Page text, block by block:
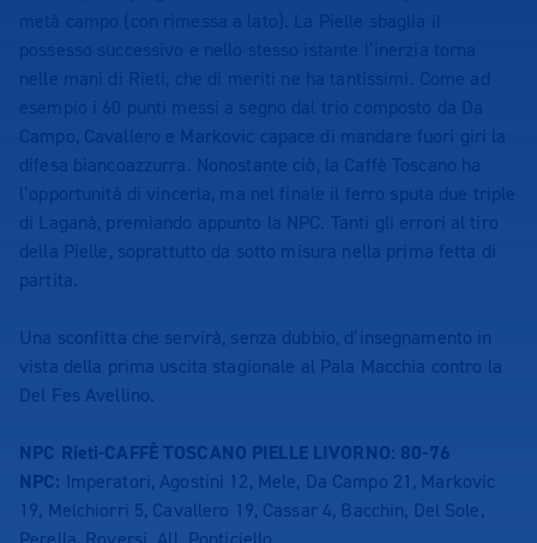
esempio i 60 punti messi a segno dal trio composto da Da
Campo, Cavallero e Markovic capace di mandare fuori giri la
difesa biancoazzurra. Nonostante ciò, la Caffè Toscano ha
l’opportunità di vincerla, ma nel finale il ferro sputa due triple
di Laganà, premiando appunto la NPC. Tanti gli errori al tiro
della Pielle, soprattutto da sotto misura nella prima fetta di
partita.
Una sconfitta che servirà, senza dubbio, d’insegnamento in
vista della prima uscita stagionale al Pala Macchia contro la
Del Fes Avellino.
NPC Rieti-CAFFÈ TOSCANO PIELLE LIVORNO: 80-76
NPC: Imperatori, Agostini 12, Mele, Da Campo 21, Markovic
19, Melchiorri 5, Cavallero 19, Cassar 4, Bacchin, Del Sole,